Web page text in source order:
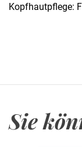
Kopfhautpflege:
Sie